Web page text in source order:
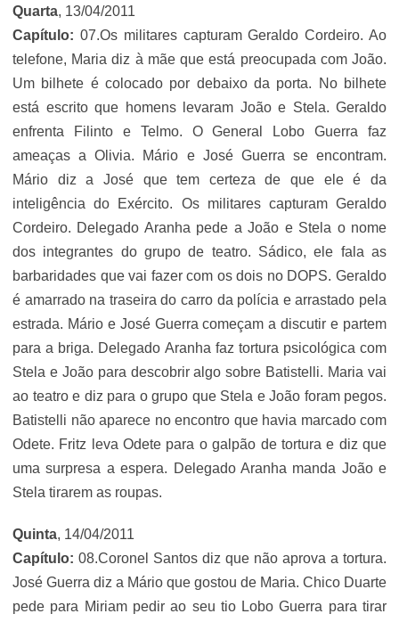
Quarta, 13/04/2011
Capítulo: 07.Os militares capturam Geraldo Cordeiro. Ao
telefone, Maria diz à mãe que está preocupada com João.
Um bilhete é colocado por debaixo da porta. No bilhete
está escrito que homens levaram João e Stela. Geraldo
enfrenta Filinto e Telmo. O General Lobo Guerra faz
ameaças a Olivia. Mário e José Guerra se encontram.
Mário diz a José que tem certeza de que ele é da
inteligência do Exército. Os militares capturam Geraldo
Cordeiro. Delegado Aranha pede a João e Stela o nome
dos integrantes do grupo de teatro. Sádico, ele fala as
barbaridades que vai fazer com os dois no DOPS. Geraldo
é amarrado na traseira do carro da polícia e arrastado pela
estrada. Mário e José Guerra começam a discutir e partem
para a briga. Delegado Aranha faz tortura psicológica com
Stela e João para descobrir algo sobre Batistelli. Maria vai
ao teatro e diz para o grupo que Stela e João foram pegos.
Batistelli não aparece no encontro que havia marcado com
Odete. Fritz leva Odete para o galpão de tortura e diz que
uma surpresa a espera. Delegado Aranha manda João e
Stela tirarem as roupas.
Quinta, 14/04/2011
Capítulo: 08.Coronel Santos diz que não aprova a tortura.
José Guerra diz a Mário que gostou de Maria. Chico Duarte
pede para Miriam pedir ao seu tio Lobo Guerra para tirar